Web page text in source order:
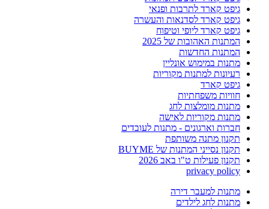
גיפט קארד לתרבות ופנאי
גיפט קארד לסדנאות והעשרה
גיפט קארד ליופי וטיפוח
המתנות האהובות של 2025
המתנות החדשות
מתנות במימוש אונליין
רעיונות למתנות מקוריות
גיפט קארד
חוויות משפחתיות
מתנות מומלצות לחג
מתנות מקוריות לאישה
חברות וארגונים - מתנות לעובדים
תקנון מתנה משותפת
תקנון נסייני המתנות של BUYME
תקנון פעילות ט"ו באב 2026
privacy policy
מתנות למעבר דירה
מתנות לחג לילדים